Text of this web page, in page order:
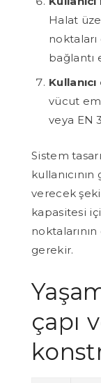
Halat
bağlantı
vücut
veya EN
Sistem
verecek
kapasitesi
gerekir.
çapı